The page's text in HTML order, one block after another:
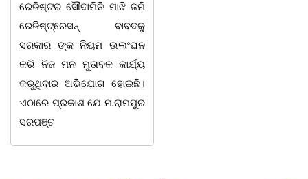
ରେଜିଷ୍ଟର ସୌଦାମିନି ମାଝି ଜମି
ରେଜିଷ୍ଟ୍ରେସନ୍ ବାବଦକୁ
ସରକାର ଙ୍କ ନିୟମ ଉଲଂଘନ
କରି ନିଜ ମନ ମୁତାବକ କାର୍ଯ୍ୟ
କରୁଥିବାର ଅଭିଯୋଗ ହୋଇଛି।
ଏଠାରେ ପ୍ରକାଶ ଯେ ମ.ରାମପୁର
ସରପଞ୍ଚ